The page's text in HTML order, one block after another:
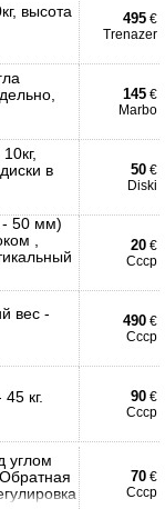
высота
495 €
Trenazer
145 €
Marbo
в
50 €
Diski
- 50 мм)
,
20 €
Ссср
вес -
490 €
Ссср
кг. 90 €
Ссср
углом
70 €
Ссср